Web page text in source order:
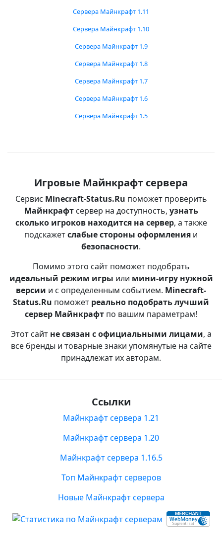
Сервера Майнкрафт 1.11
Сервера Майнкрафт 1.10
Сервера Майнкрафт 1.9
Сервера Майнкрафт 1.8
Сервера Майнкрафт 1.7
Сервера Майнкрафт 1.6
Сервера Майнкрафт 1.5
Игровые Майнкрафт сервера
Сервис Minecraft-Status.Ru поможет проверить
Майнкрафтсервер на доступность, узнать
сколько игроков находится на сервер, а также
подскажетслабые стороны оформления и
безопасности.
Помимо этого сайт поможет подобрать
идеальный режим игры или мини-игру нужной
версии и с определенным событием. Minecraft-
Status.Ru поможет реально подобрать лучший
сервер Майнкрафт по вашим параметрам!
Этот сайт не связан с официальными лицами, а
все бренды и товарные знаки упомянутые на сайте
принадлежат их авторам.
Ссылки
Майнкрафт сервера 1.21
Майнкрафт сервера 1.20
Майнкрафт сервера 1.16.5
Топ Майнкрафт серверов
Новые Майнкрафт сервера